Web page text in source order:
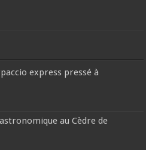
express pressé à
au Cèdre de